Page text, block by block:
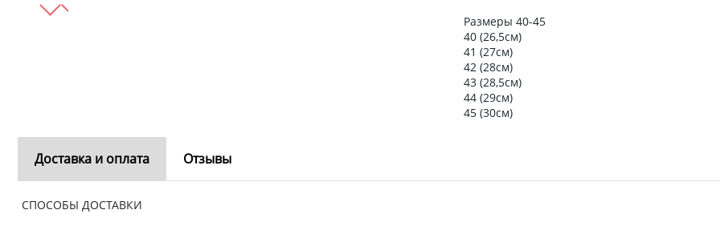
Размеры 40-45
40 (26,5см)
41 (27см)
42 (28см)
43 (28,5см)
44 (29см)
45 (30см)
Доставка и оплата Отзывы
СПОСОБЫ ДОСТАВКИ